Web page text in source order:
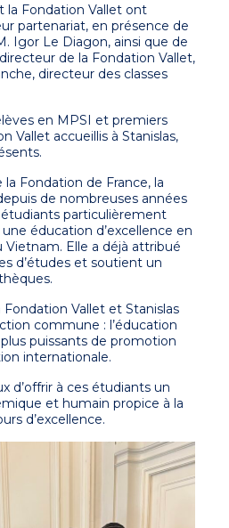
la Fondation Vallet ont
partenariat, en présence de
Igor Le Diagon, ainsi que de
de la Fondation Vallet,
directeur des classes
en MPSI et premiers
Vallet accueillis à Stanislas,
la Fondation de France, la
de nombreuses années
particulièrement
éducation d’excellence en
Vietnam. Elle a déjà attribué
d’études et soutient un
Vallet et Stanislas
commune : l’éducation
plus puissants de promotion
internationale.
d’offrir à ces étudiants un
et humain propice à la
d’excellence.